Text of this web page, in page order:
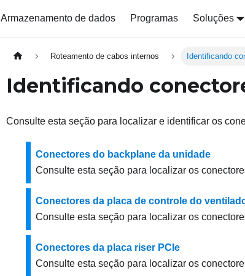
Armazenamento de dados Programas Soluções
Roteamento de cabos internos Identificando
Identificando
Consulte esta seção para localizar e identificar os
Conectores do backplane da unidade
Consulte esta seção para localizar os
Conectores da placa de controle do
Consulte esta seção para localizar os
Conectores da placa riser PCIe
Consulte esta seção para localizar os